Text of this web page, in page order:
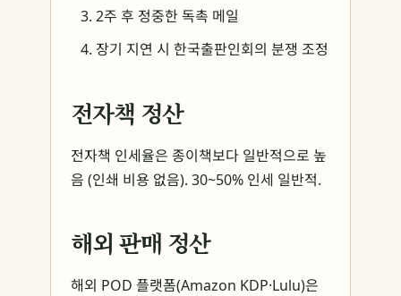
2주 후 정중한 독촉 메일
장기 지연 시 한국출판인회의 분쟁 조정
전자책 정산
전자책 인세율은 종이책보다 일반적으로 높
음 (인쇄 비용 없음). 30~50% 인세 일반적.
해외 판매 정산
해외 POD 플랫폼(Amazon KDP·Lulu)은